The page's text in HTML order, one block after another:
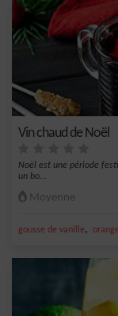
Vin chaud de Noël
Noël est une période
un bo...
Moyenne
gousse de vanille,